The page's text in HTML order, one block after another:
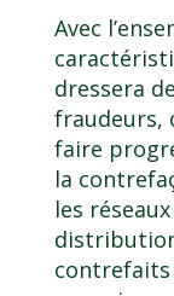
Avec
dressera
fraudeurs,
faire
la
les